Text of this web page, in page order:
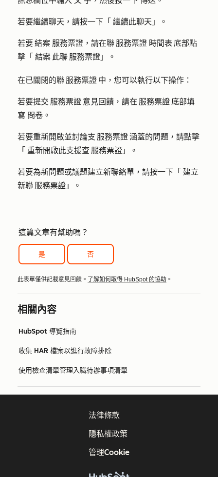
若要繼續聊天，請按一下「 繼續此聊天 」。
若要 結案 服務票證，請在聯 服務票證 時間表 底部點
擊「 結案 此聯 服務票證 」。
在已關閉的聯 服務票證 中，您可以執行以下操作：
若要提交 服務票證 意見回饋，請在 服務票證 底部填
寫 問卷 。
若要重新開啟並討論支 服務票證 涵蓋的問題，請點擊
「 重新開啟此支援查 服務票證 」。
若要為新問題或議題建立新聯絡單，請按一下「 建立
新聯 服務票證 」。
這篇文章有幫助嗎？
是 否
此表單僅供記載意見回饋。 了解如何取得 HubSpot 的協助 。
相關內容
HubSpot 導覽指南
收集 HAR 檔案以進行故障排除
使用檢查清單管理入職待辦事項清單
法律條款
隱私權政策
管理Cookie